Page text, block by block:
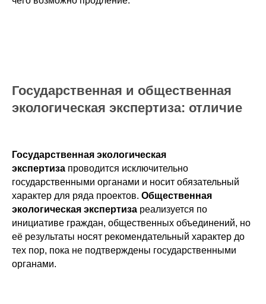
Государственная и общественная
экологическая экспертиза: отличие
Государственная экологическая
экспертиза проводится исключительно
государственными органами и носит обязательный
характер для ряда проектов. Общественная
экологическая экспертиза реализуется по
инициативе граждан, общественных объединений, но
её результаты носят рекомендательный характер до
тех пор, пока не подтверждены государственными
органами.